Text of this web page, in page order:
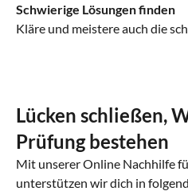
Schwierige Lösungen finden
Kläre und meistere auch die
Lücken schließen,
Prüfung bestehen
Mit unserer Online Nachhilfe
unterstützen wir dich in